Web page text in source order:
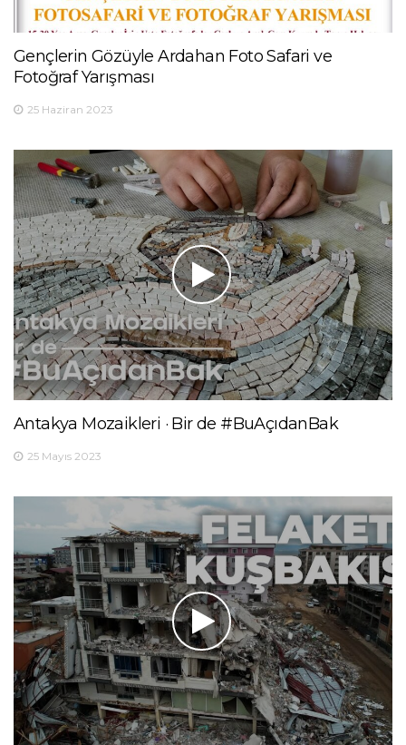
Gençlerin Gözüyle Ardahan Foto Safari ve
Fotoğraf Yarışması
25 Haziran 2023
Antakya Mozaikleri · Bir de #BuAçıdanBak
25 Mayıs 2023